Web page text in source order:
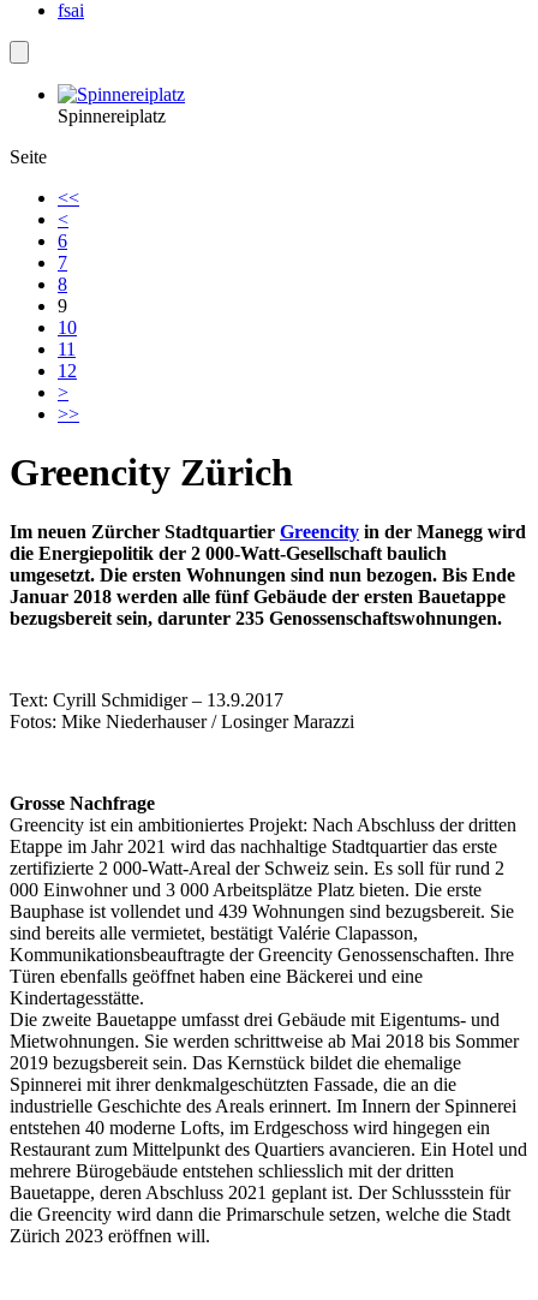
fsai
Spinnereiplatz
Seite
<<
<
6
7
8
9
10
11
12
>
>>
Greencity Zürich
Im neuen Zürcher Stadtquartier Greencity in der Manegg wird
die Energiepolitik der 2 000-Watt-Gesellschaft baulich
umgesetzt. Die ersten Wohnungen sind nun bezogen. Bis Ende
Januar 2018 werden alle fünf Gebäude der ersten Bauetappe
bezugsbereit sein, darunter 235 Genossenschaftswohnungen.
Text: Cyrill Schmidiger – 13.9.2017
Fotos: Mike Niederhauser / Losinger Marazzi
Grosse Nachfrage
Greencity ist ein ambitioniertes Projekt: Nach Abschluss der dritten
Etappe im Jahr 2021 wird das nachhaltige Stadtquartier das erste
zertifizierte 2 000-Watt-Areal der Schweiz sein. Es soll für rund 2
000 Einwohner und 3 000 Arbeitsplätze Platz bieten. Die erste
Bauphase ist vollendet und 439 Wohnungen sind bezugsbereit. Sie
sind bereits alle vermietet, bestätigt Valérie Clapasson,
Kommunikationsbeauftragte der Greencity Genossenschaften. Ihre
Türen ebenfalls geöffnet haben eine Bäckerei und eine
Kindertagesstätte.
Die zweite Bauetappe umfasst drei Gebäude mit Eigentums- und
Mietwohnungen. Sie werden schrittweise ab Mai 2018 bis Sommer
2019 bezugsbereit sein. Das Kernstück bildet die ehemalige
Spinnerei mit ihrer denkmalgeschützten Fassade, die an die
industrielle Geschichte des Areals erinnert. Im Innern der Spinnerei
entstehen 40 moderne Lofts, im Erdgeschoss wird hingegen ein
Restaurant zum Mittelpunkt des Quartiers avancieren. Ein Hotel und
mehrere Bürogebäude entstehen schliesslich mit der dritten
Bauetappe, deren Abschluss 2021 geplant ist. Der Schlussstein für
die Greencity wird dann die Primarschule setzen, welche die Stadt
Zürich 2023 eröffnen will.